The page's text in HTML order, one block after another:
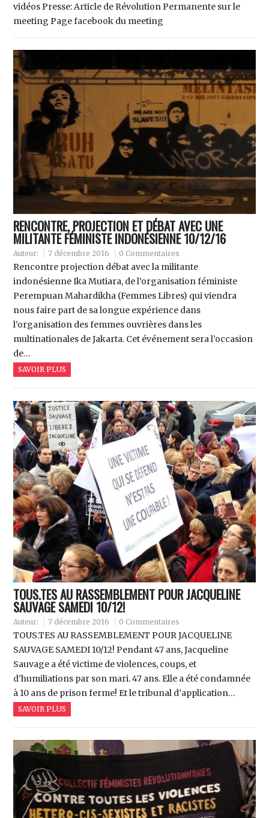
vidéos Presse: Article de Révolution Permanente sur le
meeting Page facebook du meeting
RENCONTRE, PROJECTION ET DÉBAT AVEC UNE
MILITANTE FÉMINISTE INDONÉSIENNE 10/12/16
Auteur: 7 décembre 2016 0 Commentaires
Rencontre projection débat avec la militante
indonésienne Ika Mutiara, de l’organisation féministe
Perempuan Mahardikha (Femmes Libres) qui viendra
nous faire part de sa longue expérience dans
l’organisation des femmes ouvrières dans les
multinationales de Jakarta. Cet événement sera l’occasion
de…
SAVOIR PLUS
TOUS.TES AU RASSEMBLEMENT POUR JACQUELINE
SAUVAGE SAMEDI 10/12!
Auteur: 7 décembre 2016 0 Commentaires
TOUS.TES AU RASSEMBLEMENT POUR JACQUELINE
SAUVAGE SAMEDI 10/12! Pendant 47 ans, Jacqueline
Sauvage a été victime de violences, coups, et
d’humiliations par son mari. 47 ans. Elle a été condamnée
à 10 ans de prison ferme! Et le tribunal d’application…
SAVOIR PLUS